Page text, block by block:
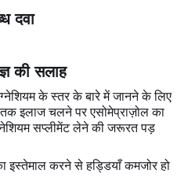
दवा
की सलाह
के स्तर के बारे में जानने के लिए
इलाज चलने पर एसोमेप्राज़ोल का
सप्लीमेंट लेने की जरूरत पड़
इस्तेमाल करने से हड्डियाँ कमजोर हो